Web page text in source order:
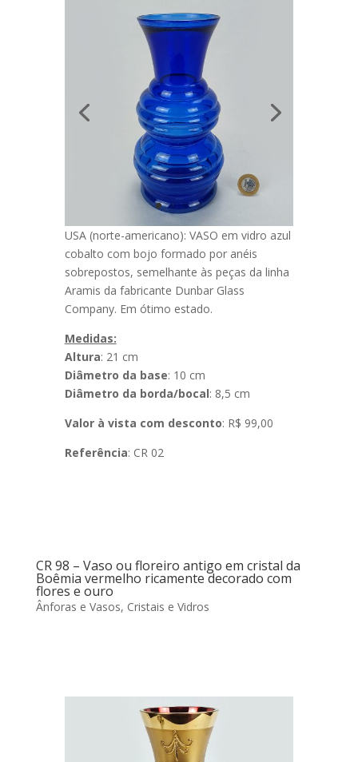
USA (norte-americano): VASO em vidro azul
cobalto com bojo formado por anéis
sobrepostos, semelhante às peças da linha
Aramis da fabricante Dunbar Glass
Company. Em ótimo estado.
Medidas:
Altura: 21 cm
Diâmetro da base: 10 cm
Diâmetro da borda/bocal: 8,5 cm
Valor à vista com desconto: R$ 99,00
Referência: CR 02
CR 98 – Vaso ou floreiro antigo em cristal da
Boêmia vermelho ricamente decorado com
flores e ouro
Ânforas e Vasos, Cristais e Vidros